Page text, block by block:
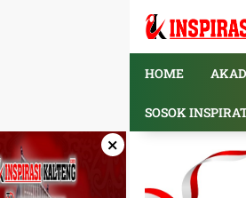
HOME
SOSOK
×